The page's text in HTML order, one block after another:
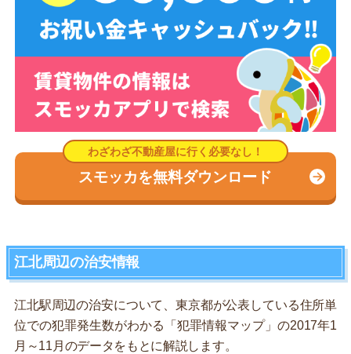
スモッカを無料ダウンロード
江北周辺の治安情報
江北駅周辺の治安について、東京都が公表している住所単
位での犯罪発生数がわかる「犯罪情報マップ」の2017年1
月～11月のデータをもとに解説します。